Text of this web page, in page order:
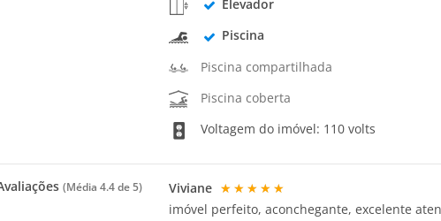
Elevador
Piscina
Piscina compartilhada
Piscina coberta
Voltagem do imóvel: 110 volts
(Média 4.4 de 5) Viviane ★★★★★
imóvel perfeito, aconchegante, excelente